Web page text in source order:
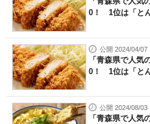
0！ 1位は「と
公開 2024/04/07
「青森県で人気
0！ 1位は「と
公開 2024/08/03
「青森県で人気